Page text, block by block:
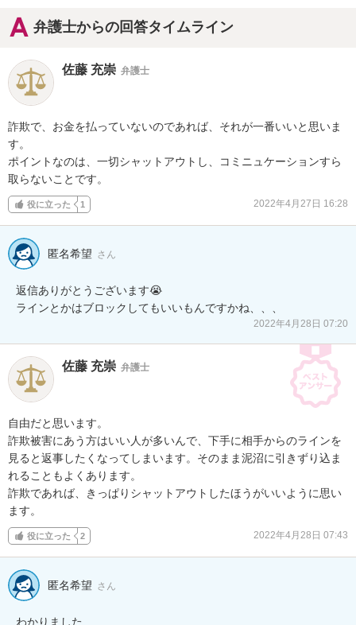
弁護士からの回答タイムライン
佐藤 充崇 弁護士
詐欺で、お金を払っていないのであれば、それが一番いいと思いま
す。
ポイントなのは、一切シャットアウトし、コミニュケーションすら
取らないことです。
役に立った 1 2022年4月27日 16:28
匿名希望 さん
返信ありがとうございます😭
ラインとかはブロックしてもいいもんですかね、、、
2022年4月28日 07:20
佐藤 充崇 弁護士
自由だと思います。
詐欺被害にあう方はいい人が多いんで、下手に相手からのラインを
見ると返事したくなってしまいます。そのまま泥沼に引きずり込ま
れることもよくあります。
詐欺であれば、きっぱりシャットアウトしたほうがいいように思い
ます。
役に立った 2 2022年4月28日 07:43
匿名希望 さん
わかりました